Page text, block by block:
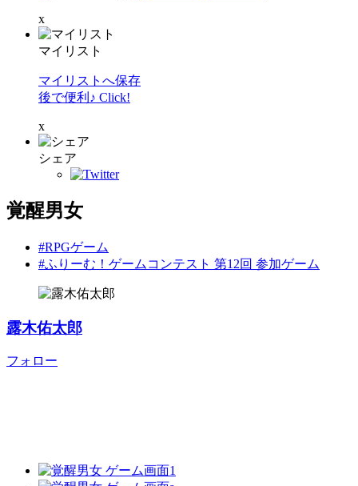
x
マイリスト
マイリストへ保存
後で便利♪ Click!
x
シェア
覚醒男女
#RPGゲーム
#ふりーむ！ゲームコンテスト 第12回 参加ゲーム
露木佑太郎
フォロー